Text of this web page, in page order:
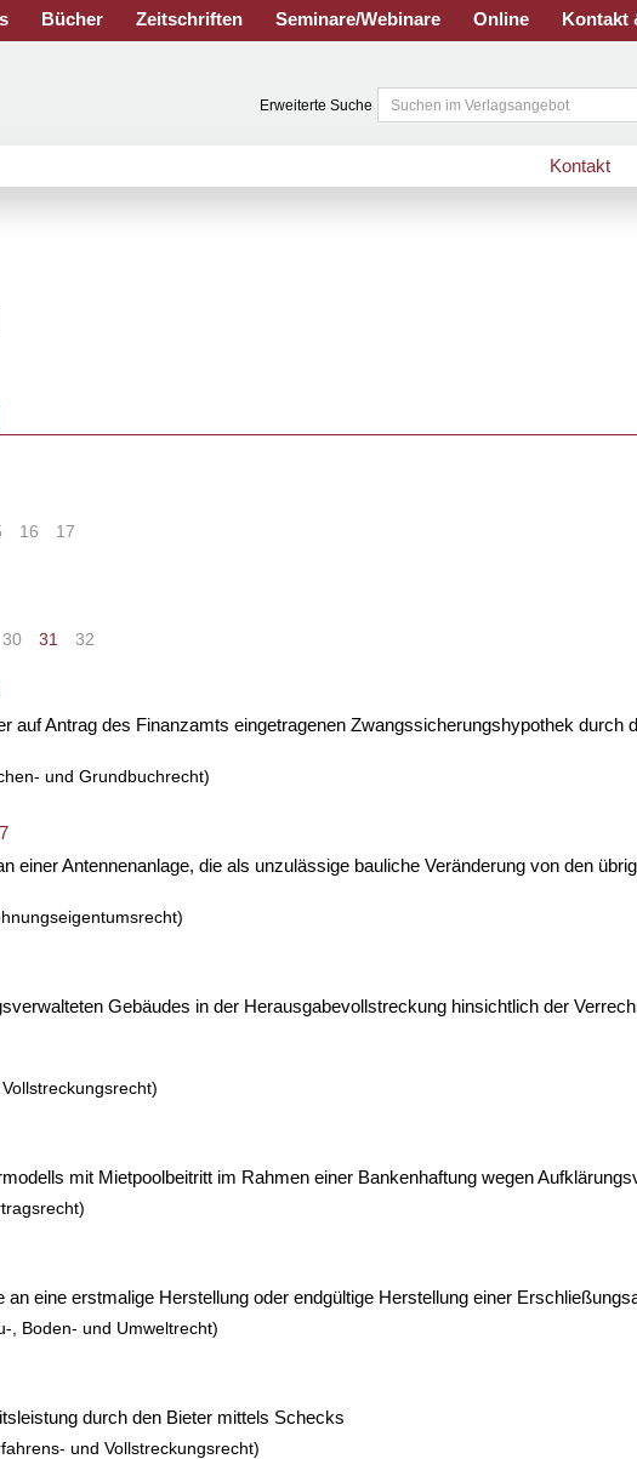
Bücher Zeitschriften Seminare/Webinare Online Kontakt
Erweiterte Suche
Kontakt
16 17
30 31 32
auf Antrag des Finanzamts eingetragenen Zwangssicherungshypothek durch
und Grundbuchrecht)
einer Antennenanlage, die als unzulässige bauliche Veränderung von den
Gebäudes in der Herausgabevollstreckung hinsichtlich der
mit Mietpoolbeitritt im Rahmen einer Bankenhaftung wegen
eine erstmalige Herstellung oder endgültige Herstellung einer
, Boden- und Umweltrecht)
durch den Bieter mittels Schecks
und Vollstreckungsrecht)